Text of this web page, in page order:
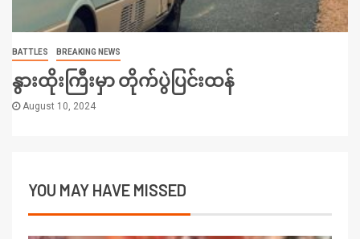
BATTLES BREAKING NEWS
နွားထိုးကြီးမှာ တိုက်ပွဲပြင်းထန်
August 10, 2024
YOU MAY HAVE MISSED